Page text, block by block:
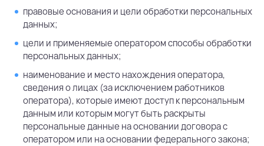
правовые основания и цели обработки персональных
данных;
цели и применяемые оператором способы обработки
персональных данных;
наименование и место нахождения оператора,
сведения о лицах (за исключением работников
оператора), которые имеют доступ к персональным
данным или которым могут быть раскрыты
персональные данные на основании договора с
оператором или на основании федерального закона;